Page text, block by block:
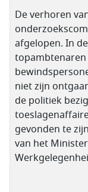
De verhoren
afgelopen. In
niet zijn
de politiek
gevonden te
van het